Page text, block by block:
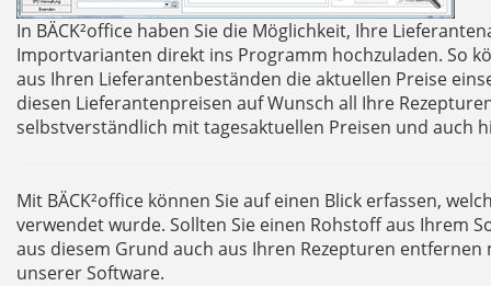
In BÄCK²office haben Sie die Möglichkeit, Ihre
Importvarianten direkt ins Programm hochzuladen. So
aus Ihren Lieferantenbeständen die aktuellen Preise
diesen Lieferantenpreisen auf Wunsch all Ihre
selbstverständlich mit tagesaktuellen Preisen und auch
Mit BÄCK²office können Sie auf einen Blick erfassen,
verwendet wurde. Sollten Sie einen Rohstoff aus Ihrem
aus diesem Grund auch aus Ihren Rezepturen
unserer Software.